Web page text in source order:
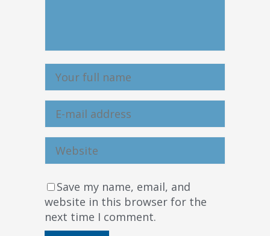
Save my name, email, and
website in this browser for the
next time I comment.